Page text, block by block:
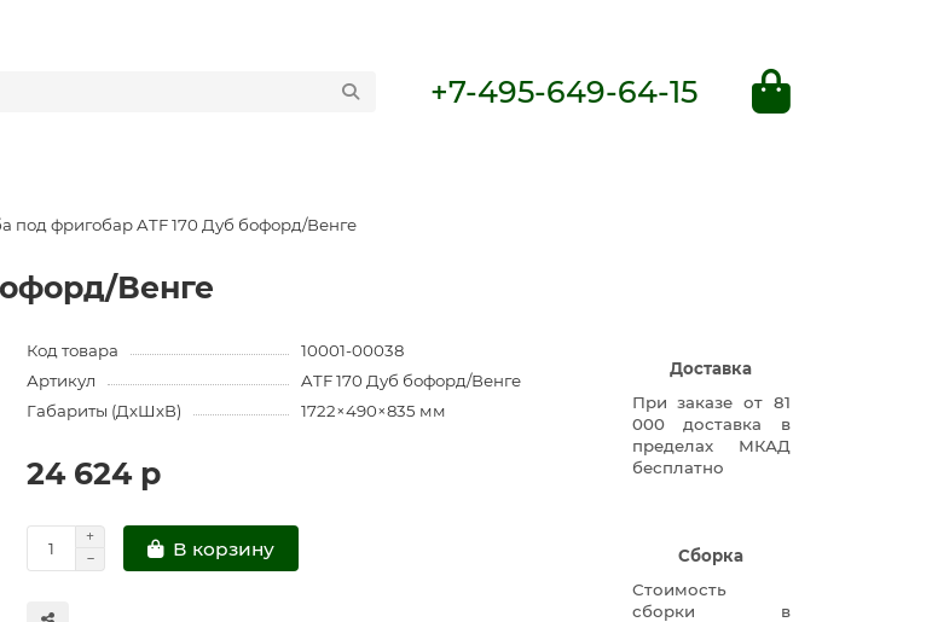
+7-495-649-64-15
под фригобар ATF 170 Дуб бофорд/Венге
Венге
Код товара
10001-00038
Артикул
ATF 170 Дуб бофорд/Венге
Габариты (ДхШхВ)
1722×490×835 мм
24 624 р
В корзину
Доставка
При заказе от 81
000 доставка в
пределах МКАД
бесплатно
Сборка
Стоимость
сборки в